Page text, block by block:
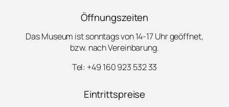
Öffnungszeiten
Das Museum ist sonntags von 14-17 Uhr geöffnet,
bzw. nach Vereinbarung.
Tel: +49 160 923 532 33
Eintrittspreise